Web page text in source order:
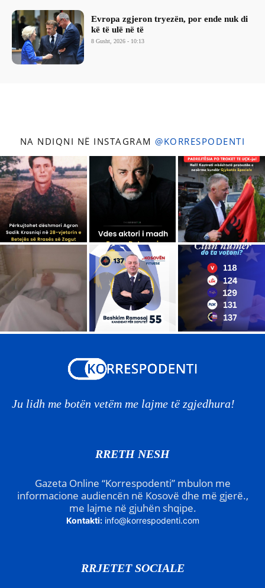
Evropa zgjeron tryezën, por ende nuk di
kë të ulë në të
8 Gusht, 2026 - 10:13
NA NDIQNI NË INSTAGRAM @KORRESPODENTI
Ju lidh me botën vetëm me lajme të zgjedhura!
RRETH NESH
Gazeta Online “Korrespodenti” mbulon me
informacione audiencën në Kosovë dhe më gjerë.,
me lajme në gjuhën shqipe.
Kontakti: info@korrespodenti.com
RRJETET SOCIALE